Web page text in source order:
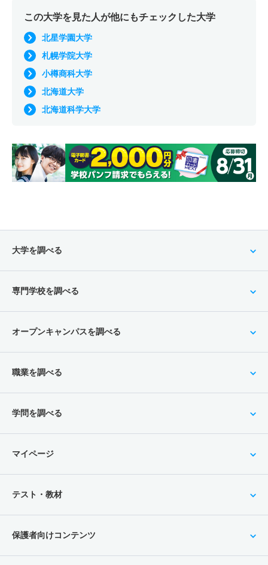
この大学を見た人が他にもチェックした大学
北星学園大学
札幌学院大学
小樽商科大学
北海道大学
北海道科学大学
大学を調べる
専門学校を調べる
オープンキャンパスを調べる
職業を調べる
学問を調べる
マイページ
テスト・教材
保護者向けコンテンツ